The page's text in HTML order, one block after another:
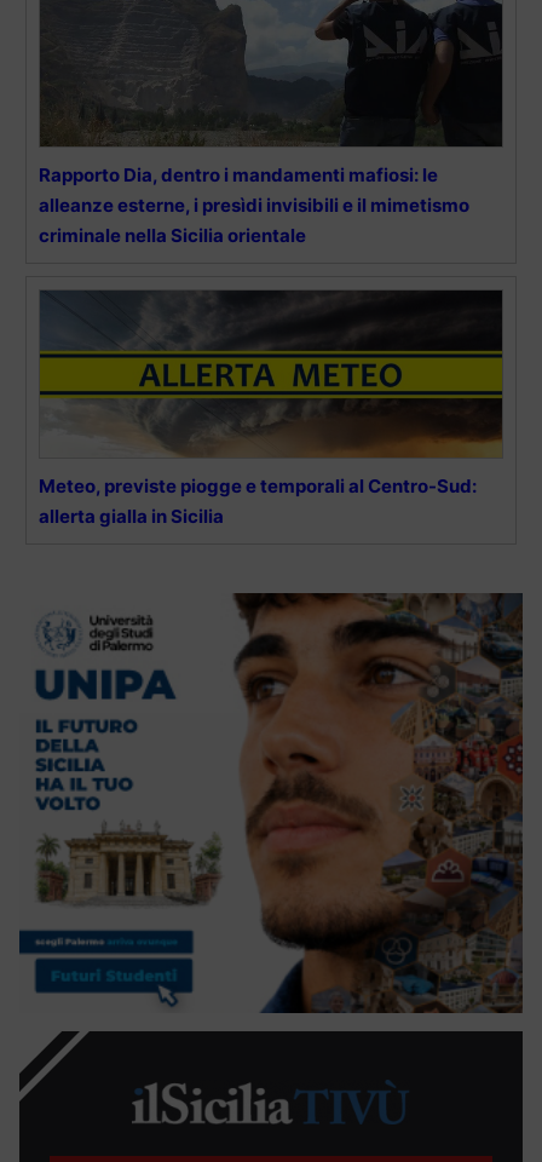
Rapporto Dia, dentro i mandamenti mafiosi: le
alleanze esterne, i presìdi invisibili e il mimetismo
criminale nella Sicilia orientale
Meteo, previste piogge e temporali al Centro-Sud:
allerta gialla in Sicilia